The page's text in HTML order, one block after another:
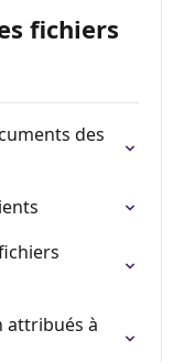
fichiers
des
attribués à